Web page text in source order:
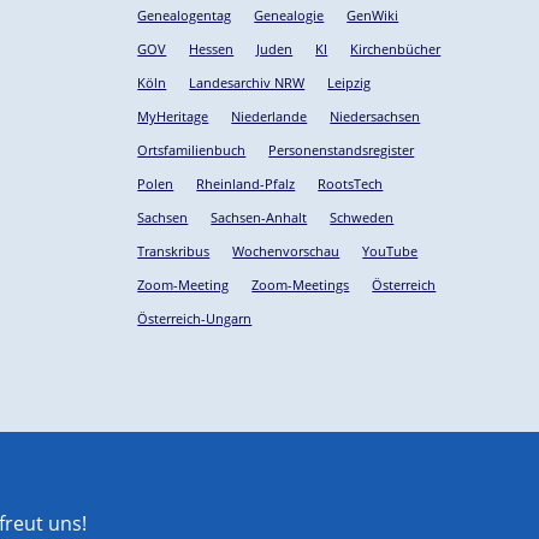
Genealogentag Genealogie
GenWiki
GOV
Hessen Juden KI
Kirchenbücher
Köln
Landesarchiv NRW
Leipzig
MyHeritage
Niederlande
Niedersachsen
Ortsfamilienbuch
Personenstandsregister
Polen
Rheinland-Pfalz
RootsTech
Sachsen
Sachsen-Anhalt
Schweden
Transkribus
Wochenvorschau
YouTube
Zoom-Meeting
Zoom-Meetings
Österreich
Österreich-Ungarn
uns!